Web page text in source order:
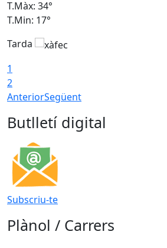
T.Màx: 34°
T.Min: 17°
Tarda
1
2
AnteriorSegüent
Butlletí digital
Subscriu-te
Plànol / Carrers